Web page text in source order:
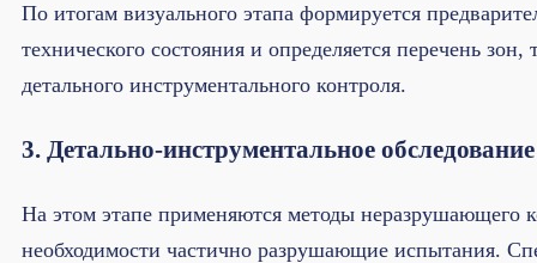
По итогам визуального этапа формируется
технического состояния и определяется перечень
детального инструментального контроля.
3. Детально-инструментальное обследование
На этом этапе применяются методы неразрушающего
необходимости частично разрушающие испытания.